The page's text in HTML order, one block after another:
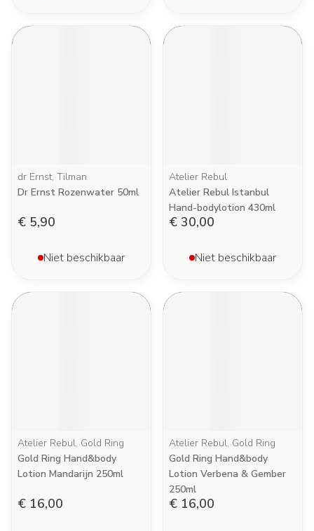
dr Ernst, Tilman
Dr Ernst Rozenwater 50ml
€ 5,90
Niet beschikbaar
Atelier Rebul
Atelier Rebul Istanbul
Hand-bodylotion 430ml
€ 30,00
Niet beschikbaar
Atelier Rebul, Gold Ring
Gold Ring Hand&body
Lotion Mandarijn 250ml
€ 16,00
Atelier Rebul, Gold Ring
Gold Ring Hand&body
Lotion Verbena & Gember
250ml
€ 16,00